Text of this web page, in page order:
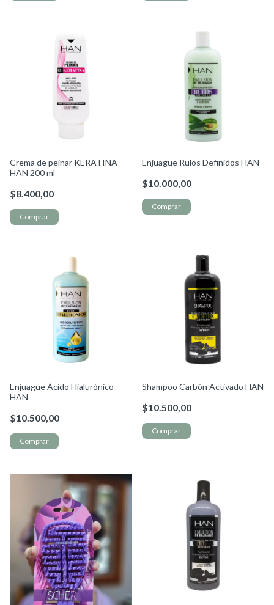
Crema de peinar KERATINA -
HAN 200 ml
$8.400,00
Enjuague Rulos Definidos HAN
$10.000,00
Enjuague Ácido Hialurónico
HAN
$10.500,00
Shampoo Carbón Activado HAN
$10.500,00